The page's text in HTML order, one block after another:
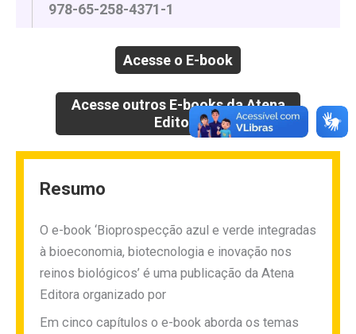
978-65-258-4371-1
Acesse o E-book
Acesse outros E-books da Atena
Editora
Resumo
O e-book ‘Bioprospecção azul e verde integradas
à bioeconomia, biotecnologia e inovação nos
reinos biológicos’ é uma publicação da Atena
Editora organizado por
Em cinco capítulos o e-book aborda os temas